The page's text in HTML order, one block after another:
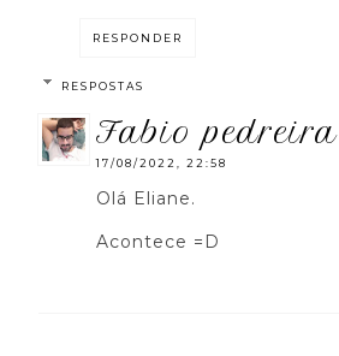
RESPONDER
RESPOSTAS
fabio pedreira
17/08/2022, 22:58
Olá Eliane.
Acontece =D